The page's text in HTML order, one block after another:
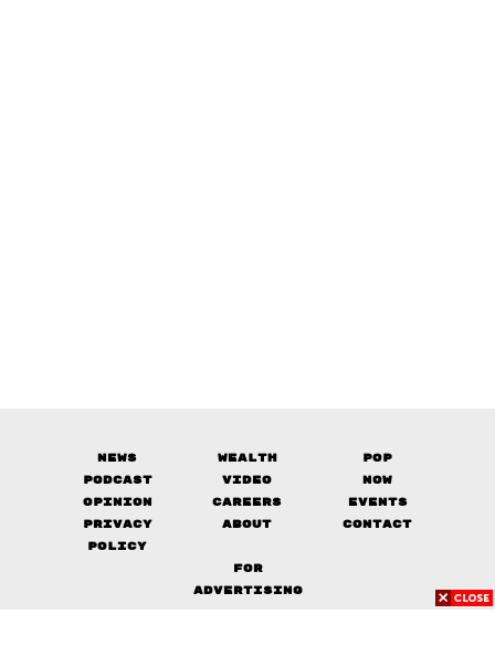
News Wealth
Pop
Podcast
Video
Now
Opinion
Careers
Events
Privacy
Policy
About Contact
FOR
ADVERTISING